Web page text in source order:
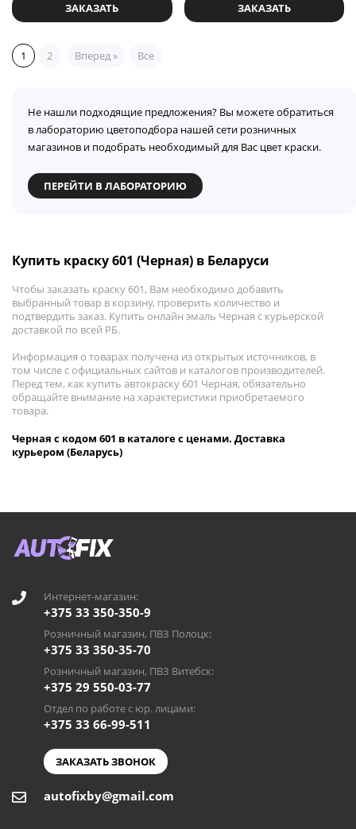
ЗАКАЗАТЬ ЗАКАЗАТЬ
1 2 Вперед » Все
Не нашли подходящие предложения? Вы можете обратиться
в лабораторию цветоподбора нашей сети розничных
магазинов и подобрать необходимый для Вас цвет краски.
ПЕРЕЙТИ В ЛАБОРАТОРИЮ
Купить краску 601 (Черная) в Беларуси
Чтобы заказать краску 601, Вам необходимо добавить
выбранный товар в корзину, проверить количество и
подтвердить заказ. Купить онлайн эмаль Черная с курьерской
доставкой по всей РБ.
Информация о товарах получена из открытых источников, в
том числе с официальных сайтов и каталогов производителей.
Перед тем, как купить автокраску 601 Черная, обязательно
обращайте внимание на характеристики приобретаемого
товара.
Черная с кодом 601 в каталоге с ценами. Доставка
курьером (Беларусь)
Интернет-магазин:
+375 33 350-350-9
Розничный магазин, ПВЗ Полоцк:
+375 33 350-35-70
Розничный магазин, ПВЗ Витебск:
+375 29 550-03-77
Отдел по работе с юр. лицами:
+375 33 66-99-511
ЗАКАЗАТЬ ЗВОНОК
autofixby@gmail.com